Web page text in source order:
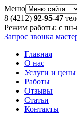
Меню
8 (4212) 92-95-47
Режим работы: с пн-
Запрос звонка
Главная
О нас
Услуги и цены
Работы
Отзывы
Статьи
Контакты